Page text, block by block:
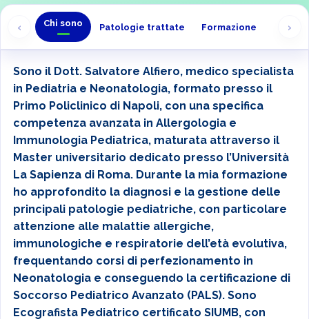
‹ Chi sono Patologie trattate Formazione ›
Sono il Dott. Salvatore Alfiero, medico specialista
in Pediatria e Neonatologia, formato presso il
Primo Policlinico di Napoli, con una specifica
competenza avanzata in Allergologia e
Immunologia Pediatrica, maturata attraverso il
Master universitario dedicato presso l’Università
La Sapienza di Roma. Durante la mia formazione
ho approfondito la diagnosi e la gestione delle
principali patologie pediatriche, con particolare
attenzione alle malattie allergiche,
immunologiche e respiratorie dell’età evolutiva,
frequentando corsi di perfezionamento in
Neonatologia e conseguendo la certificazione di
Soccorso Pediatrico Avanzato (PALS). Sono
Ecografista Pediatrico certificato SIUMB, con